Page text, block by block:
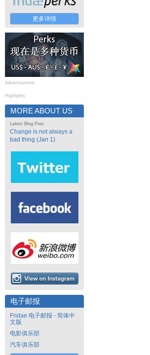
更多详情
Advertisement
Highlights
MORE ABOUT US
Latest Blog Post
Change is not always a
bad thing (Jan 1)
电子邮报
Fridae 电子邮报 - 简体中
文版
电影俱乐部
汽车俱乐部